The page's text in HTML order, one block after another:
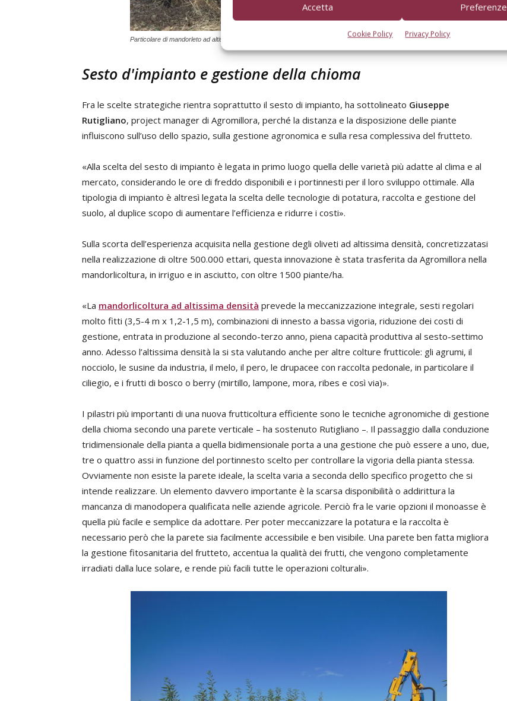
Accetta Preferenze
Cookie Policy Privacy Policy
Particolare di mandorleto ad altissima densità
Sesto d'impianto e gestione della chioma
Fra le scelte strategiche rientra soprattutto il sesto di impianto, ha sottolineato Giuseppe
Rutigliano, project manager di Agromillora, perché la distanza e la disposizione delle piante
influiscono sull’uso dello spazio, sulla gestione agronomica e sulla resa complessiva del frutteto.
«Alla scelta del sesto di impianto è legata in primo luogo quella delle varietà più adatte al clima e al
mercato, considerando le ore di freddo disponibili e i portinnesti per il loro sviluppo ottimale. Alla
tipologia di impianto è altresì legata la scelta delle tecnologie di potatura, raccolta e gestione del
suolo, al duplice scopo di aumentare l’efficienza e ridurre i costi».
Sulla scorta dell’esperienza acquisita nella gestione degli oliveti ad altissima densità, concretizzatasi
nella realizzazione di oltre 500.000 ettari, questa innovazione è stata trasferita da Agromillora nella
mandorlicoltura, in irriguo e in asciutto, con oltre 1500 piante/ha.
«La mandorlicoltura ad altissima densità prevede la meccanizzazione integrale, sesti regolari
molto fitti (3,5-4 m x 1,2-1,5 m), combinazioni di innesto a bassa vigoria, riduzione dei costi di
gestione, entrata in produzione al secondo-terzo anno, piena capacità produttiva al sesto-settimo
anno. Adesso l’altissima densità la si sta valutando anche per altre colture frutticole: gli agrumi, il
nocciolo, le susine da industria, il melo, il pero, le drupacee con raccolta pedonale, in particolare il
ciliegio, e i frutti di bosco o berry (mirtillo, lampone, mora, ribes e così via)».
I pilastri più importanti di una nuova frutticoltura efficiente sono le tecniche agronomiche di gestione
della chioma secondo una parete verticale – ha sostenuto Rutigliano –. Il passaggio dalla conduzione
tridimensionale della pianta a quella bidimensionale porta a una gestione che può essere a uno, due,
tre o quattro assi in funzione del portinnesto scelto per controllare la vigoria della pianta stessa.
Ovviamente non esiste la parete ideale, la scelta varia a seconda dello specifico progetto che si
intende realizzare. Un elemento davvero importante è la scarsa disponibilità o addirittura la
mancanza di manodopera qualificata nelle aziende agricole. Perciò fra le varie opzioni il monoasse è
quella più facile e semplice da adottare. Per poter meccanizzare la potatura e la raccolta è
necessario però che la parete sia facilmente accessibile e ben visibile. Una parete ben fatta migliora
la gestione fitosanitaria del frutteto, accentua la qualità dei frutti, che vengono completamente
irradiati dalla luce solare, e rende più facili tutte le operazioni colturali».